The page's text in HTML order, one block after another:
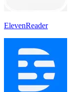
ElevenReader